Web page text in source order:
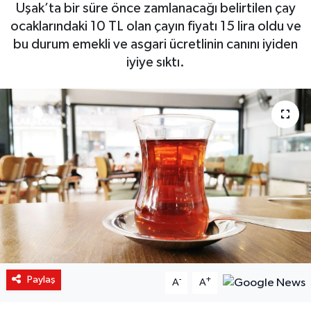
Uşak’ta bir süre önce zamlanacağı belirtilen çay
ocaklarındaki 10 TL olan çayın fiyatı 15 lira oldu ve
bu durum emekli ve asgari ücretlinin canını iyiden
iyiye sıktı.
Paylaş A- A+